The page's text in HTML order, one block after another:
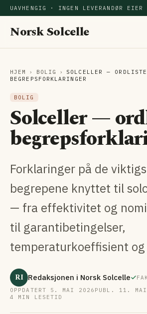
UAVHENGIG · INGEN LEVERANDØR EIER
Norsk Solcelle
HJEM › BOLIG ›
SOLCELLER —
BEGREPSFORKLARINGER
BOLIG
Solceller —
Forklaringer på de
begrepene knyttet til
— fra effektivitet og
til garantibetingelser,
temperaturkoeffisient og
RI Redaksjonen i Norsk Solcelle
OPPDATERT 5. MAI 2026 PUBL. 11.
4 MIN LESETID